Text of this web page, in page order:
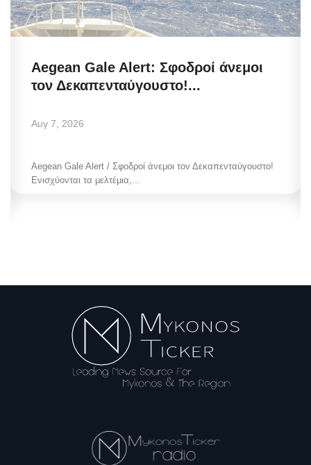
Aegean Gale Alert: Σφοδροί άνεμοι
τον Δεκαπενταύγουστο!...
Αυγ 7, 2026
Aegean Gale Alert / Σφοδροί άνεμοι τον Δεκαπενταύγουστο!
Ενισχύονται τα μελτέμια,...